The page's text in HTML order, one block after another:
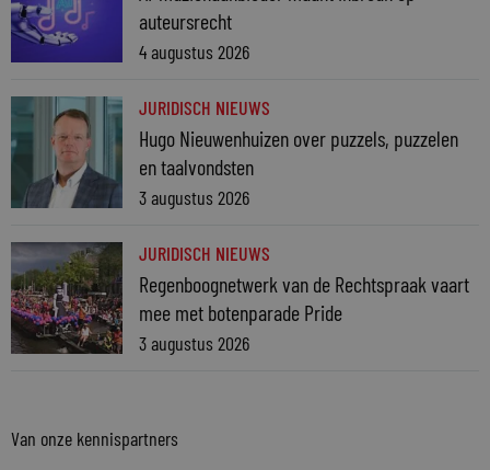
auteursrecht
4 augustus 2026
JURIDISCH NIEUWS
Hugo Nieuwenhuizen over puzzels, puzzelen
en taalvondsten
3 augustus 2026
JURIDISCH NIEUWS
Regenboognetwerk van de Rechtspraak vaart
mee met botenparade Pride
3 augustus 2026
Van onze kennispartners